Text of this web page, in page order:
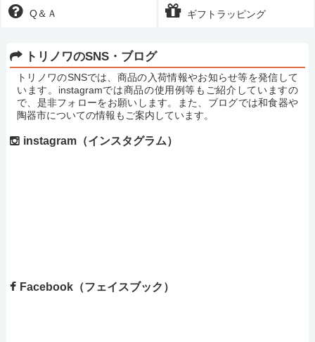
Q＆Ａ ギフトラッピング
トリノワのSNS・ブログ
トリノワのSNSでは、商品の入荷情報やお知らせ等を発信して
います。instagramでは商品の使用例等もご紹介していますの
で、是非フォローをお願いします。また、ブログでは和食器や
陶器市についての情報もご案内しています。
instagram（インスタグラム）
Facebook（フェイスブック）